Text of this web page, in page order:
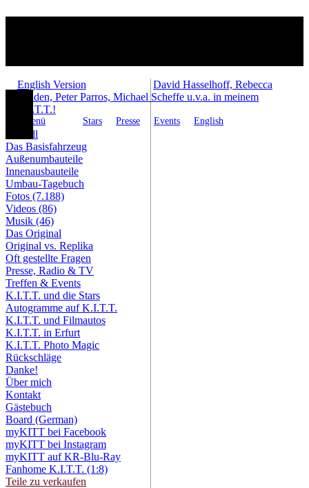
English Version
David Hasselhoff, Rebecca
Holden, Peter Parros, Michael Scheffe u.v.a. in meinem
K.I.T.T.!
Menü Stars Presse Events English
Aktuell
Das Basisfahrzeug
Außenumbauteile
Innenausbauteile
Umbau-Tagebuch
Fotos (7.188)
Videos (86)
Musik (46)
Das Original
Original vs. Replika
Oft gestellte Fragen
Presse, Radio & TV
Treffen & Events
K.I.T.T. und die Stars
Autogramme auf K.I.T.T.
K.I.T.T. und Filmautos
K.I.T.T. in Erfurt
K.I.T.T. Photo Magic
Rückschläge
Danke!
Über mich
Kontakt
Gästebuch
Board (German)
myKITT bei Facebook
myKITT bei Instagram
myKITT auf KR-Blu-Ray
Fanhome K.I.T.T. (1:8)
Teile zu verkaufen